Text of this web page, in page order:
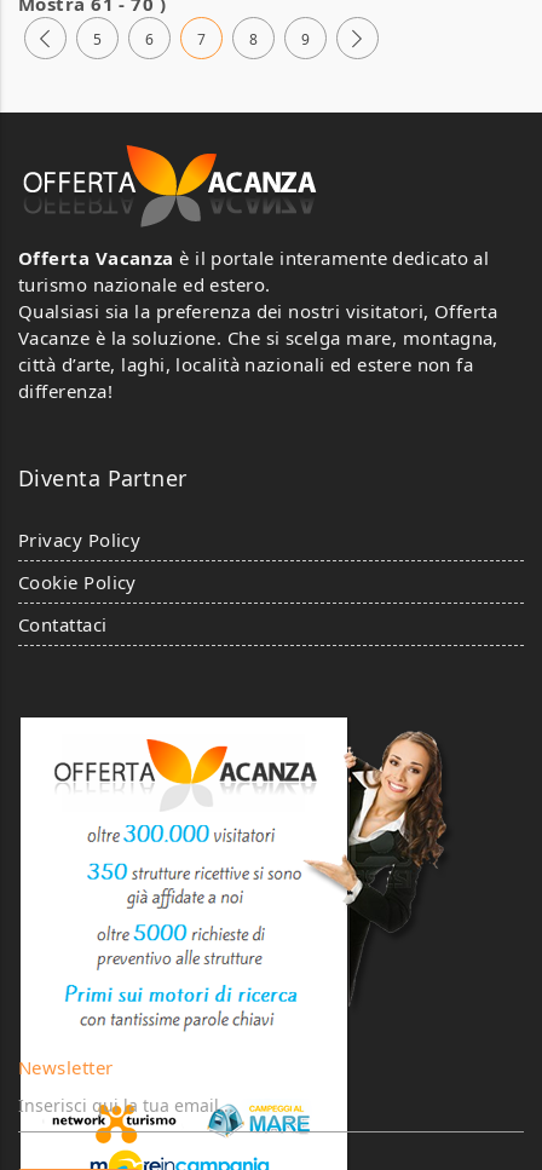
5 6 7 8 9
Offerta Vacanza è il portale interamente dedicato al
turismo nazionale ed estero.
Qualsiasi sia la preferenza dei nostri visitatori, Offerta
Vacanze è la soluzione. Che si scelga mare, montagna,
città d’arte, laghi, località nazionali ed estere non fa
differenza!
Diventa Partner
Privacy Policy
Cookie Policy
Contattaci
Newsletter